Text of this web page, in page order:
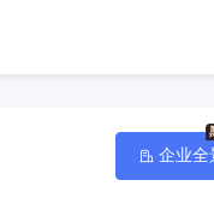
企业全